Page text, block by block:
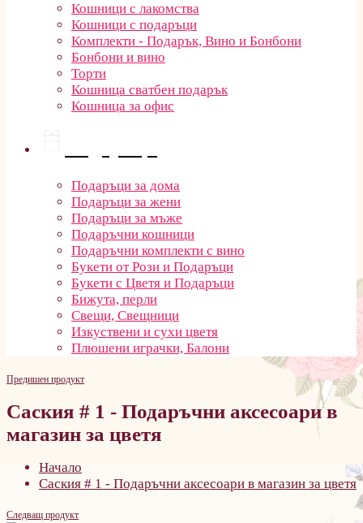
Кошници с лакомства
Кошници с подаръци
Комплекти - Подарък, Вино и Бонбони
Бонбони и вино
Торти
Кошница сватбен подарък
Кошница за офис
Подаръци за дома
Подаръци за жени
Подаръци за мъже
Подаръчни кошници
Подаръчни комплекти с вино
Букети от Рози и Подаръци
Букети с Цветя и Подаръци
Бижута, перли
Свещи, Свещници
Изкуствени и сухи цветя
Плюшени играчки, Балони
Предишен продукт
Саския # 1 - Подаръчни аксесоари в
магазин за цветя
Начало
Саския # 1 - Подаръчни аксесоари в магазин за цветя
Следващ продукт